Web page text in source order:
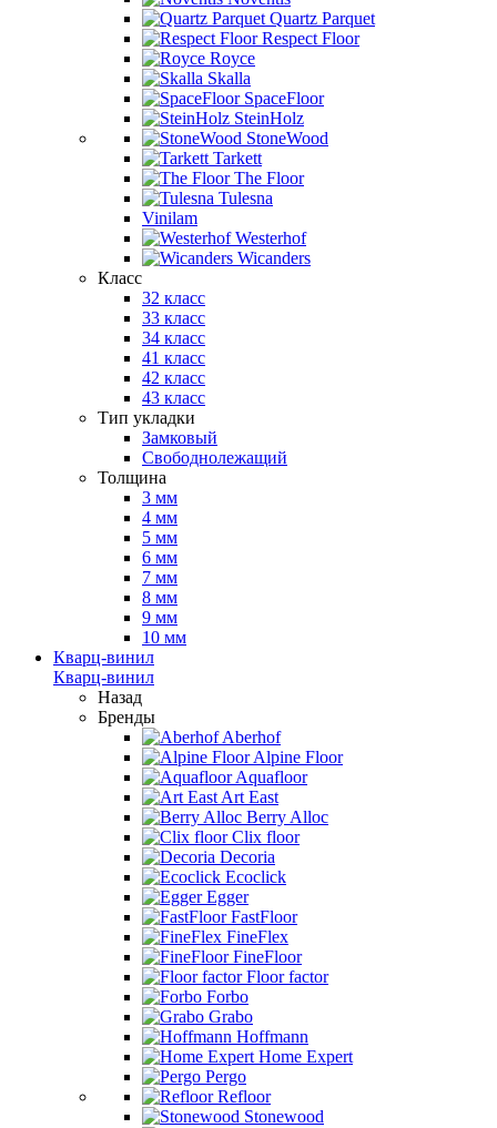
Quartz Parquet
Respect Floor
Royce
Skalla
SpaceFloor
SteinHolz
StoneWood
Tarkett
The Floor
Tulesna
Vinilam
Westerhof
Wicanders
Класс
32 класс
33 класс
34 класс
41 класс
42 класс
43 класс
Тип укладки
Замковый
Свободнолежащий
Толщина
3 мм
4 мм
5 мм
6 мм
7 мм
8 мм
9 мм
10 мм
Кварц-винил
Кварц-винил
Назад
Бренды
Aberhof
Alpine Floor
Aquafloor
Art East
Berry Alloc
Clix floor
Decoria
Ecoclick
Egger
FastFloor
FineFlex
FineFloor
Floor factor
Forbo
Grabo
Hoffmann
Home Expert
Pergo
Refloor
Stonewood